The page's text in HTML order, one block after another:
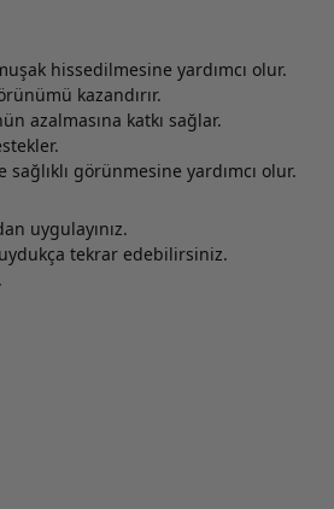
hissedilmesine yardımcı olur.
kazandırır.
azalmasına katkı sağlar.
sağlıklı görünmesine yardımcı olur.
uygulayınız.
tekrar edebilirsiniz.